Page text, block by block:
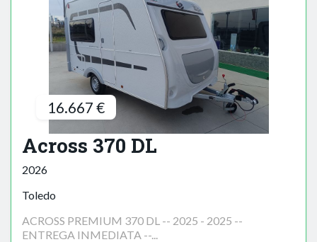
16.667 €
Across 370 DL
2026
Toledo
ACROSS PREMIUM 370 DL -- 2025 - 2025 --
ENTREGA INMEDIATA --...